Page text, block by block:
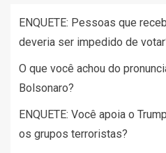
ENQUETE: Pessoas que
deveria ser impedido de
O que você achou do
Bolsonaro?
ENQUETE: Você apoia o
os grupos terroristas?